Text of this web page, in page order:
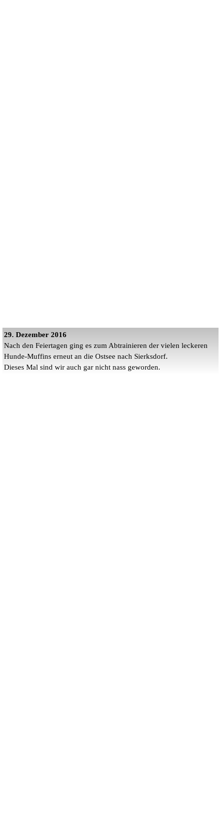
29. Dezember 2016
Nach den Feiertagen ging es zum Abtrainieren der vielen leckeren
Hunde-Muffins erneut an die Ostsee nach Sierksdorf.
Dieses Mal sind wir auch gar nicht nass geworden.